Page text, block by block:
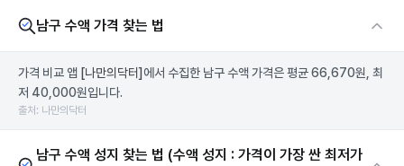
남구 수액 가격 찾는 법
가격 비교 앱 [나만의닥터] 에서 수집한 남구 수액 가격은 평균 66,670원, 최
저 40,000원입니다.
출처: 나만의닥터
남구 수액 성지 찾는 법 (수액 성지 : 가격이 가장 싼 최저가